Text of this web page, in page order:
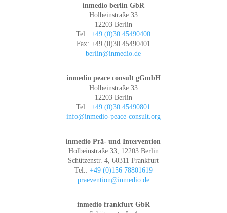
inmedio berlin GbR
Holbeinstraße 33
12203 Berlin
Tel.:+49 (0)30 45490400
Fax: +49 (0)30 45490401
berlin@inmedio.de
inmedio peace consult gGmbH
Holbeinstraße 33
12203 Berlin
Tel.:+49 (0)30 45490801
info@inmedio-peace-consult.org
inmedio Prä- und Intervention
Holbeinstraße 33, 12203 Berlin
Schützenstr. 4, 60311 Frankfurt
Tel.: +49 (0)156 78801619
praevention@inmedio.de
inmedio frankfurt GbR